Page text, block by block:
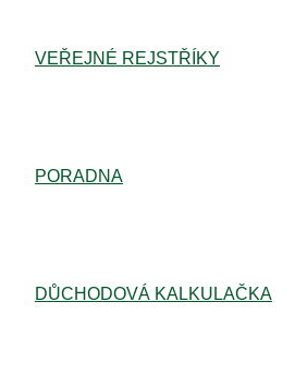
VEŘEJNÉ REJSTŘÍKY
PORADNA
DŮCHODOVÁ KALKULAČKA